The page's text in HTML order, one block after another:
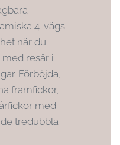
4-vägs
när du
resår i
Förböjda,
framfickor,
med
tredubbla